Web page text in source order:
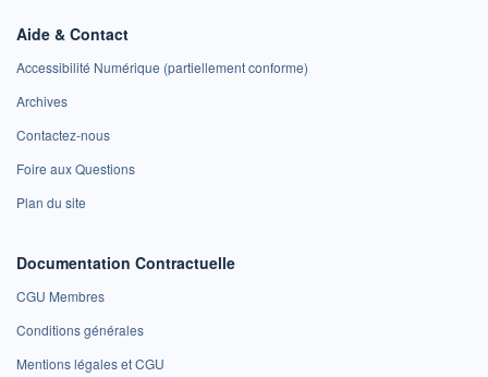
Aide & Contact
Accessibilité Numérique (partiellement conforme)
Archives
Contactez-nous
Foire aux Questions
Plan du site
Documentation Contractuelle
CGU Membres
Conditions générales
Mentions légales et CGU